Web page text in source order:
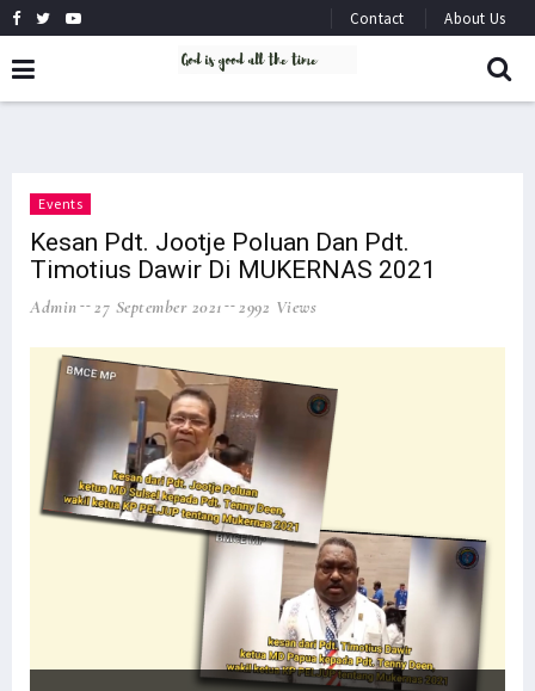
Contact About Us
Events
Kesan Pdt. Jootje Poluan Dan Pdt.
Timotius Dawir Di MUKERNAS 2021
Admin 27 September 2021 2992 Views